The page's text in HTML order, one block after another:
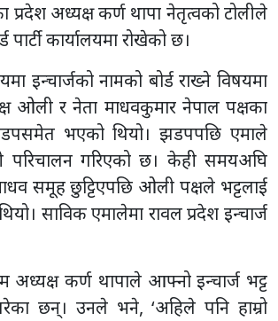
प्रदेश अध्यक्ष कर्ण थापा नेतृत्वको टोलीले
पार्टी कार्यालयमा रोखेको छ।
इन्चार्जको नामको बोर्ड राख्ने विषयमा
ओली र नेता माधवकुमार नेपाल पक्षका
भएको थियो। झडपपछि एमाले
परिचालन गरिएको छ। केही समयअघि
समूह छुट्टिएपछि ओली पक्षले भट्टलाई
साविक एमालेमा रावल प्रदेश इन्चार्ज
अध्यक्ष कर्ण थापाले आफ्नो इन्चार्ज भट्ट
छन्। उनले भने, ‘अहिले पनि हाम्रो